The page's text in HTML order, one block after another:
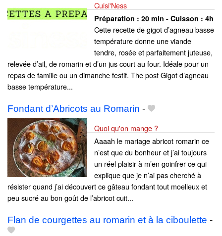
Cuisi'Ness
Préparation : 20 min - Cuisson : 4h
Cette recette de gigot d’agneau basse
température donne une viande
tendre, rosée et parfaitement juteuse,
relevée d’ail, de romarin et d’un jus court au four. Idéale pour un
repas de famille ou un dimanche festif. The post Gigot d’agneau
basse température...
Fondant d’Abricots au Romarin -
Quoi qu'on mange ?
Aaaah le mariage abricot romarin ce
n’est que du bonheur et j’ai toujours
un réel plaisir à m’en goinfrer ce qui
explique que je n’ai pas cherché à
résister quand j’ai découvert ce gâteau fondant tout moelleux et
peu sucré au bon goût de l’abricot cuit...
Flan de courgettes au romarin et à la ciboulette -